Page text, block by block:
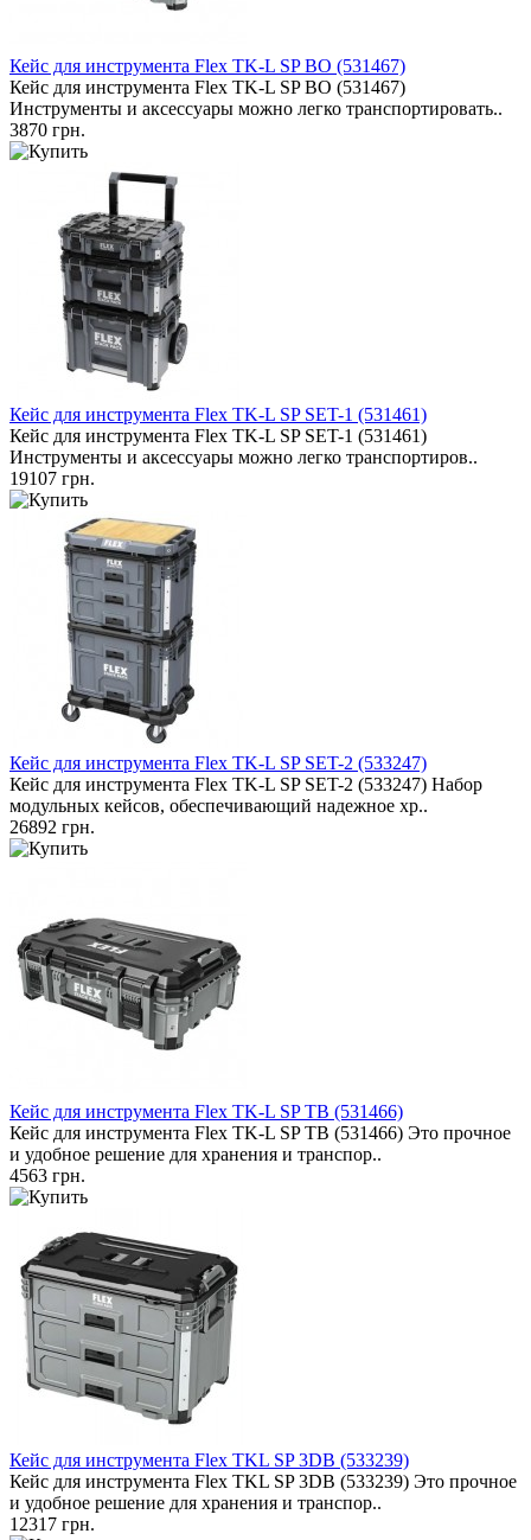
Кейс для инструмента Flex TK-L SP BO (531467)
Кейс для инструмента Flex TK-L SP BO (531467)
Инструменты и аксессуары можно легко транспортировать..
3870 грн.
Кейс для инструмента Flex TK-L SP SET-1 (531461)
Кейс для инструмента Flex TK-L SP SET-1 (531461)
Инструменты и аксессуары можно легко транспортиров..
19107 грн.
Кейс для инструмента Flex TK-L SP SET-2 (533247)
Кейс для инструмента Flex TK-L SP SET-2 (533247) Набор
модульных кейсов, обеспечивающий надежное хр..
26892 грн.
Кейс для инструмента Flex TK-L SP TB (531466)
Кейс для инструмента Flex TK-L SP TB (531466) Это прочное
и удобное решение для хранения и транспор..
4563 грн.
Кейс для инструмента Flex TKL SP 3DB (533239)
Кейс для инструмента Flex TKL SP 3DB (533239) Это прочное
и удобное решение для хранения и транспор..
12317 грн.